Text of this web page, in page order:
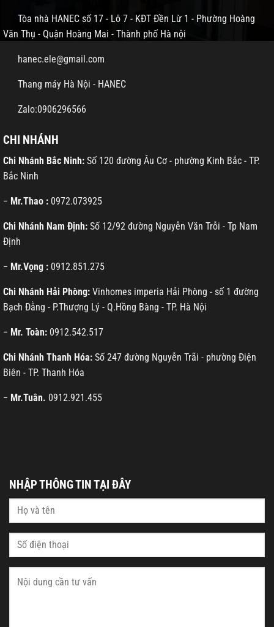
Tòa nhà HANEC số 17 - Lô 7 - KĐT Đền Lừ 1 - Phường Hoàng
Văn Thụ - Quận Hoàng Mai - Thành phố Hà nội
hanec.ele@gmail.com
Thang máy Hà Nội - HANEC
Zalo:0906296566
CHI NHÁNH
Chi Nhánh Bắc Ninh: Số 120 đường Âu Cơ - phường Kinh Bắc - TP.
Bắc Ninh
− Mr.Thao : 0972.073925
Chi Nhánh Nam Định: Số 12/92 đường Nguyễn Văn Trỗi - Tp Nam
Định
− Mr.Vọng : 0912.851.275
Chi Nhánh Hải Phòng: Vinhomes imperia Hải Phòng - số 1 đường
Bạch Đằng - P.Thượng Lý - Q.Hồng Bàng - TP. Hà Nội
− Mr. Toàn: 0912.542.517
Chi Nhánh Thanh Hóa: Số 247 đường Nguyễn Trãi - phường Điện
Biên - TP. Thanh Hóa
− Mr.Tuân. 0912.921.455
NHẬP THÔNG TIN TẠI ĐÂY